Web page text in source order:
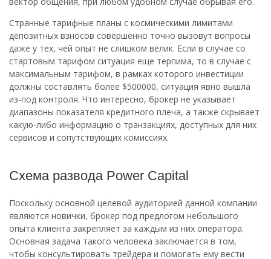
Странные тарифные планы с космическими лимитами
депозитных взносов совершенно точно вызовут вопросы
даже у тех, чей опыт не слишком велик. Если в случае со
стартовым тарифом ситуация еще терпима, то в случае с
максимальным тарифом, в рамках которого инвестиции
должны составлять более $500000, ситуация явно вышла
из-под контроля. Что интересно, брокер не указывает
диапазоны показателя кредитного плеча, а также скрывает
какую-либо информацию о транзакциях, доступных для них
сервисов и сопутствующих комиссиях.
Схема развода Power Capital
Поскольку основной целевой аудиторией данной компании
являются новички, брокер под предлогом небольшого
опыта клиента закрепляет за каждым из них оператора.
Основная задача такого человека заключается в том,
чтобы консультировать трейдера и помогать ему вести